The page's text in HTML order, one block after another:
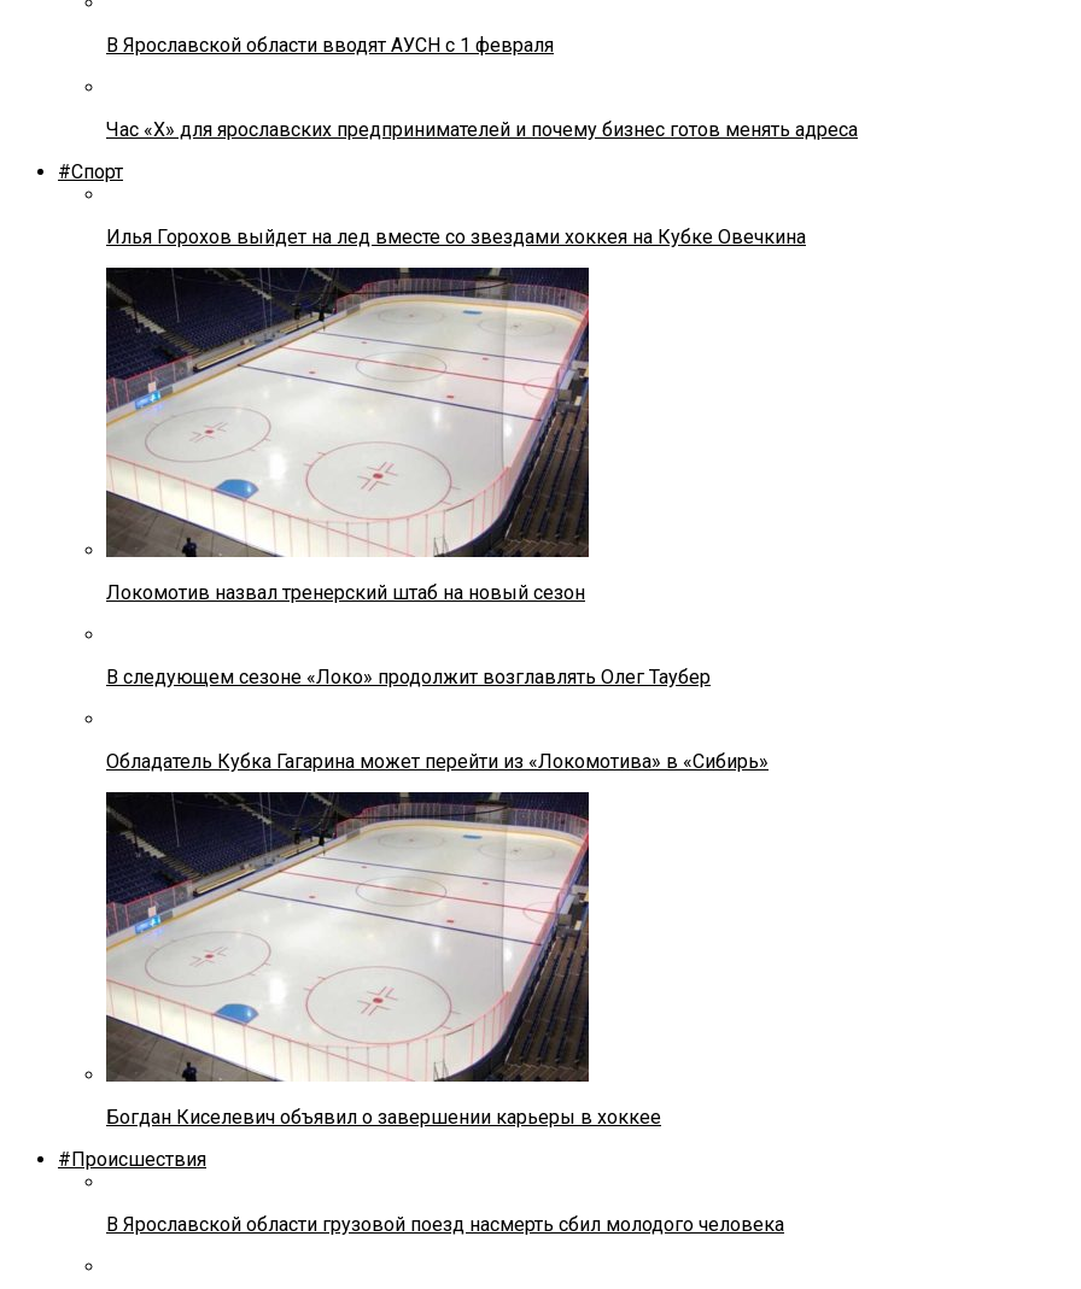
В Ярославской области вводят АУСН с 1 февраля
Час «Х» для ярославских предпринимателей и почему бизнес готов менять адреса
#Спорт
Илья Горохов выйдет на лед вместе со звездами хоккея на Кубке Овечкина
Локомотив назвал тренерский штаб на новый сезон
В следующем сезоне «Локо» продолжит возглавлять Олег Таубер
Обладатель Кубка Гагарина может перейти из «Локомотива» в «Сибирь»
Богдан Киселевич объявил о завершении карьеры в хоккее
#Происшествия
В Ярославской области грузовой поезд насмерть сбил молодого человека